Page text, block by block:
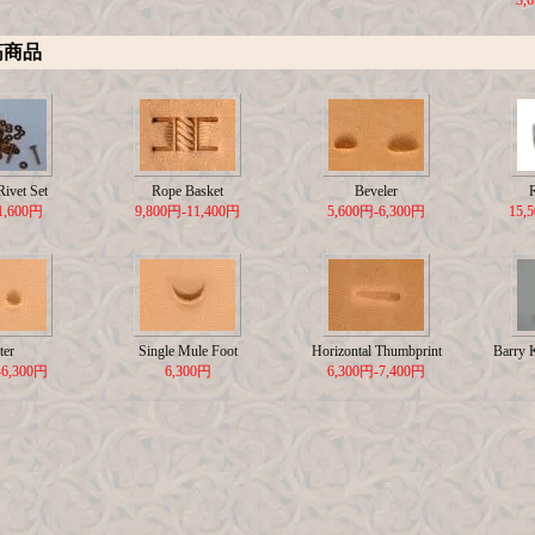
品
Set
円
Rope Basket
9,800円-11,400円
Beveler
5,600円-6,300円
円
Single Mule Foot
6,300円
Horizontal Thumbprint
6,300円-7,400円
Barry